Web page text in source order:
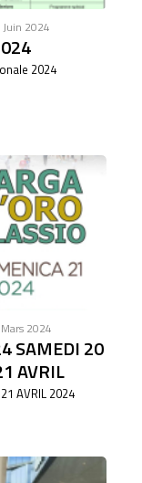
2024
2024
2024
SAMEDI 20
AVRIL
AVRIL 2024